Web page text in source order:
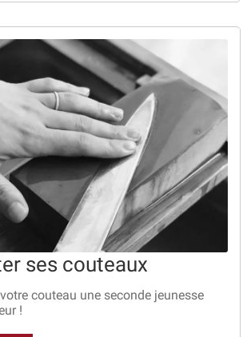
ses couteaux
couteau une seconde jeunesse
!